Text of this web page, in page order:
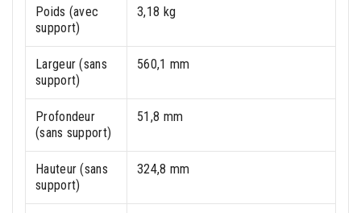
Poids (avec
support)
3,18 kg
Largeur (sans
support)
560,1 mm
Profondeur
(sans support)
51,8 mm
Hauteur (sans
support)
324,8 mm